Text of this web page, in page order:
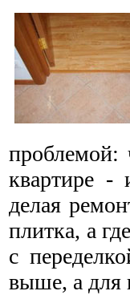
проблемой:
квартире
делая
плитка, а
с
выше, а для